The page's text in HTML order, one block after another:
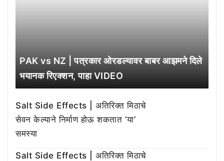
PAK vs NZ | पत्रकार ओरडल्यावर बाबर आझमने दिले
भयानक रिएक्शन, पाहा VIDEO
Salt Side Effects | अतिरिक्त मिठाचे
सेवन केल्याने निर्माण होऊ शकतात ‘या’
समस्या
Salt Side Effects | अतिरिक्त मिठाचे